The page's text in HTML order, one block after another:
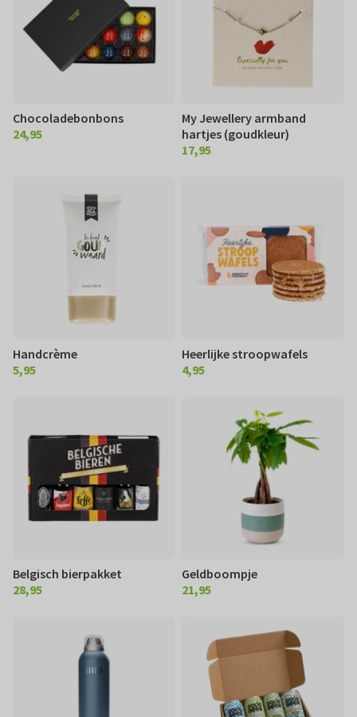
Chocoladebonbons
€ 24,95
24,95
My Jewellery armband
hartjes (goudkleur)
€ 17,95
17,95
Handcrème
€ 5,95
5,95
Heerlijke stroopwafels
€ 4,95
4,95
Belgisch bierpakket
€ 28,95
28,95
Geldboompje
€ 21,95
21,95